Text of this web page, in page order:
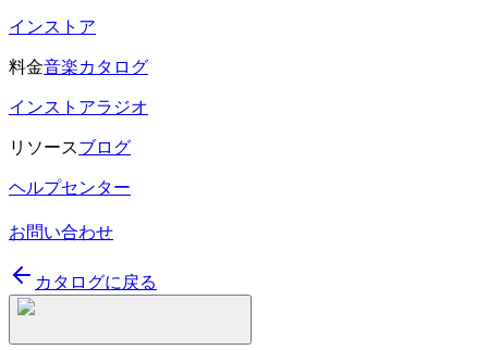
インストア
料金音楽カタログ
インストアラジオ
リソースブログ
ヘルプセンター
お問い合わせ
カタログに戻る